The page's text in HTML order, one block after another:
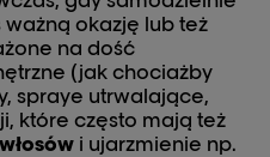
ważną okazję lub też
na dość
(jak chociażby
spraye utrwalające,
które często mają też
włosów i ujarzmienie np.